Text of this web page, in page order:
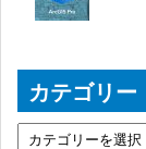
カテゴリー